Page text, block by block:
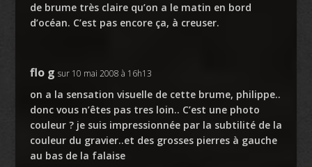
de brume très claire qu’on a le matin en bord
d’océan. C’est pas encore ça, à creuser.
flo g sur 10 mai 2008 à 16h13
on a la sensation visuelle de cette brume, philippe..
donc vous n’êtes pas tres loin.. C’est une photo
couleur ? je suis impressionnée par la subtilité de la
couleur du gravier..et des grosses pierres à gauche
au bas de la falaise